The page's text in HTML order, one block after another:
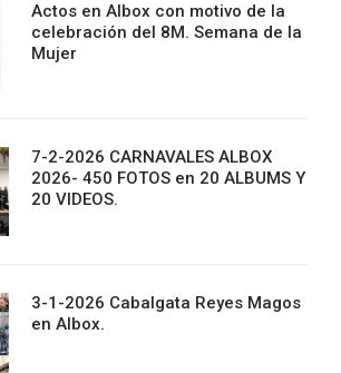
Actos en Albox con motivo de la
celebración del 8M. Semana de la
Mujer
7-2-2026 CARNAVALES ALBOX
2026- 450 FOTOS en 20 ALBUMS Y
20 VIDEOS.
3-1-2026 Cabalgata Reyes Magos
en Albox.